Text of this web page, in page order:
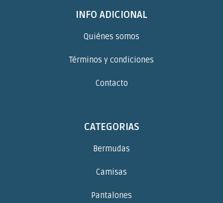
INFO ADICIONAL
Quiénes somos
Términos y condiciones
Contacto
CATEGORIAS
Bermudas
Camisas
Pantalones